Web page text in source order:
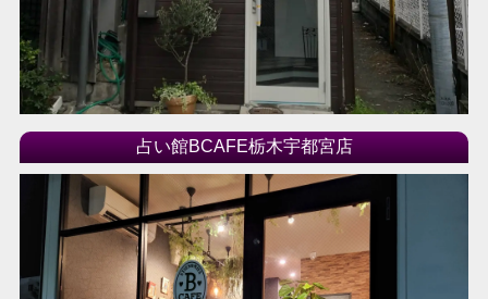
占い館BCAFE栃木宇都宮店